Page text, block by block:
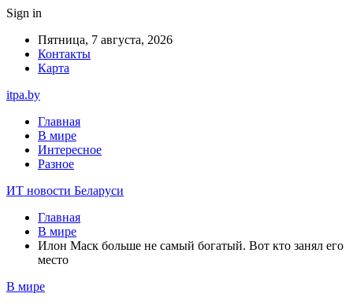
Sign in
Пятница, 7 августа, 2026
Контакты
Карта
itpa.by
Главная
В мире
Интересное
Разное
ИТ новости Беларуси
Главная
В мире
Илон Маск больше не самый богатый. Вот кто занял его
место
В мире